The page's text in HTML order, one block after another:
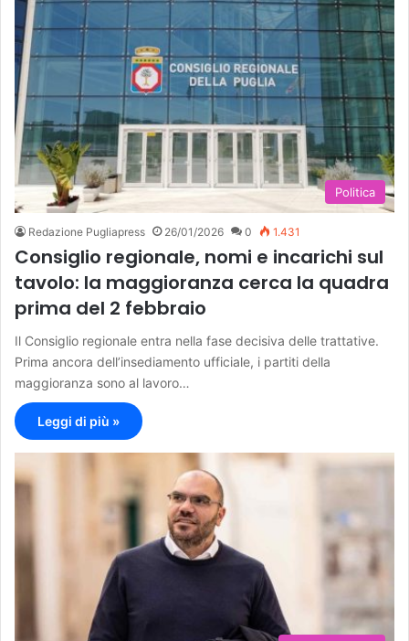
Politica
Redazione Pugliapress 26/01/2026 0 1.431
Consiglio regionale, nomi e incarichi sul
tavolo: la maggioranza cerca la quadra
prima del 2 febbraio
Il Consiglio regionale entra nella fase decisiva delle trattative.
Prima ancora dell’insediamento ufficiale, i partiti della
maggioranza sono al lavoro…
Leggi di più »